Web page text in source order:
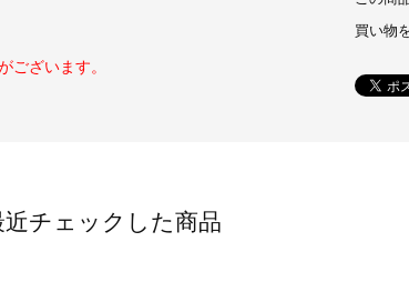
ざいます。
買い物
近チェックした商品